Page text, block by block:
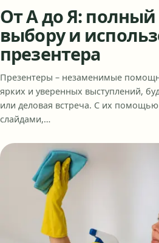
От А до Я: полный
выбору и
презентера
Презентеры – незаменимые
ярких и уверенных выступлений,
или деловая встреча. С их помощью
слайдами,…